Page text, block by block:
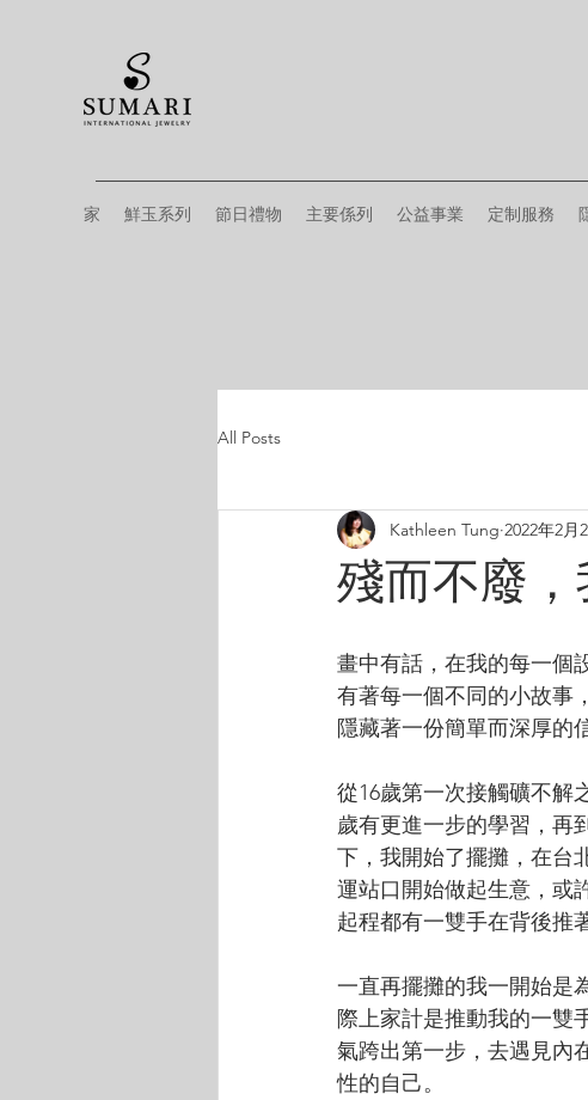
家 鮮玉系列 節日禮物 主要係列 公益事業 定制服務
All Posts
殘而不廢
Kathleen Tung 2022年2月
畫中有話，在我的每一個
有著每一個不同的小故事
隱藏著一份簡單而深厚的
從16歲第一次接觸礦不解
歲有更進一步的學習，再
下，我開始了擺攤，在台
運站口開始做起生意，或
起程都有一雙手在背後推著
一直再擺攤的我一開始是
際上家計是推動我的一雙
氣跨出第一步，去遇見內
性的自己。